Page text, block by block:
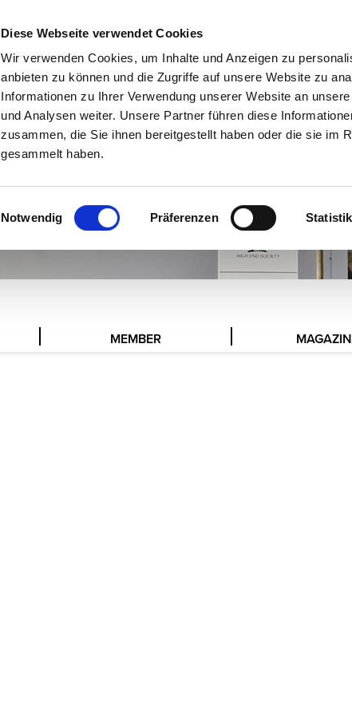
Diese Webseite verwendet Cookies
Wir verwenden Cookies, um Inhalte und Anzeigen zu
anbieten zu können und die Zugriffe auf unsere Website zu
Informationen zu Ihrer Verwendung unserer Website an
und Analysen weiter. Unsere Partner führen diese
zusammen, die Sie ihnen bereitgestellt haben oder die sie im
gesammelt haben.
Einwilligungsauswahl
Notwendig Präferenzen
MEMBER